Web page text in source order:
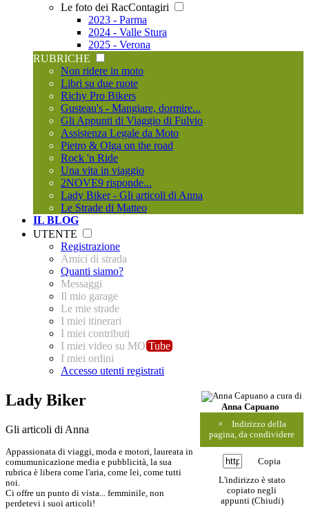
Le foto dei RacContagiri
2023 - Parma
2024 - Valle Stura
2025 - Verona
RUBRICHE
Non ridere in moto
Libri su due ruote
Richy Pro Bikers
Gusteau's - Mangiare, dormire...
Gli Appunti di Viaggio di Fulvio
Assistenza Legale da Moto
Pietro & Olga on the road
Rock 'n Ride
Una vita in viaggio
2NOVE9 risponde...
Lady Biker - Gli articoli di Anna
Le Strade di Matteo
IL BLOG
UTENTE
Registrazione
Amici di strada
Quanti siamo?
Messaggi
Il mio garage
Le mie strade
I miei itinerari
I miei contributi
I miei video su MO Tube
I miei ordini
Accesso utenti registrati
a cura di
Anna Capuano
×
Indirizzo della
pagina, da condividere
Copia
L'indirizzo è stato
copiato negli
appunti (Chiudi)
Lady Biker
Gli articoli di Anna
Appassionata di viaggi, moda e motori, laureata in
comumunicazione media e pubblicità, la sua
rubrica è libera come l'aria, come lei, come tutti
noi.
Ci offre un punto di vista... femminile, non
perdetevi i suoi articoli!